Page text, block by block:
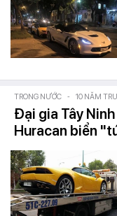
TRONG NƯỚC - 10 NĂM
Đại gia Tây
Huracan biển